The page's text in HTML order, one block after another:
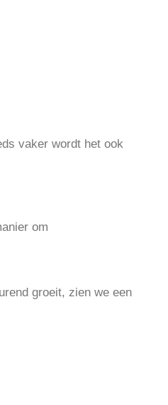
vaker wordt het ook
om
groeit, zien we een